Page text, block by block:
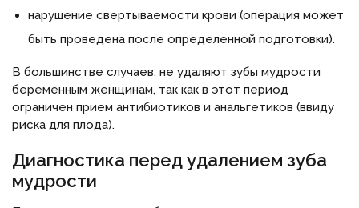
нарушение свертываемости крови (операция может
быть проведена после определенной подготовки).
В большинстве случаев, не удаляют зубы мудрости
беременным женщинам, так как в этот период
ограничен прием антибиотиков и анальгетиков (ввиду
риска для плода).
Диагностика перед удалением зуба
мудрости